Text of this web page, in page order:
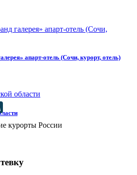
апарт-отель (Сочи, курорт, отель)
курорты России